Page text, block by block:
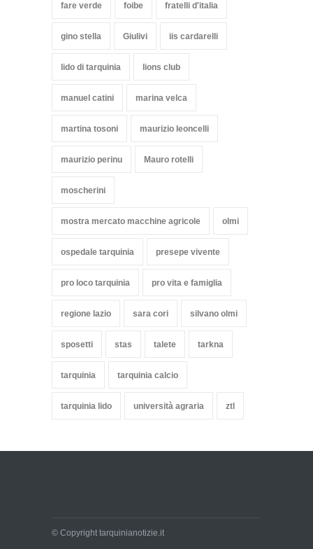
fare verde foibe fratelli d'italia
gino stella Giulivi iis cardarelli
lido di tarquinia lions club
manuel catini marina velca
martina tosoni maurizio leoncelli
maurizio perinu Mauro rotelli
moscherini
mostra mercato macchine agricole olmi
ospedale tarquinia presepe vivente
pro loco tarquinia pro vita e famiglia
regione lazio sara cori silvano olmi
sposetti stas talete tarkna
tarquinia tarquinia calcio
tarquinia lido università agraria ztl
© Copyright tarquinianotizie.it